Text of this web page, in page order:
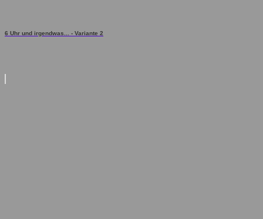
6 Uhr und irgendwas... - Variante 2